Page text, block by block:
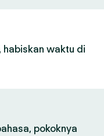
habiskan waktu di
pokoknya